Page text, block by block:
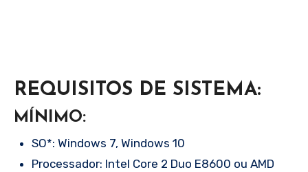
REQUISITOS DE SISTEMA:
MÍNIMO:
SO*: Windows 7, Windows 10
Processador: Intel Core 2 Duo E8600 ou AMD